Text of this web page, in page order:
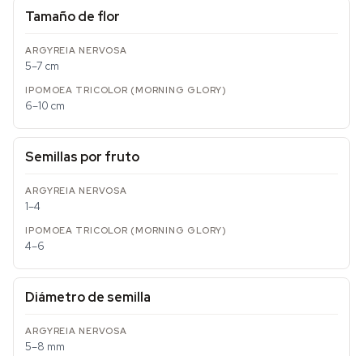
Tamaño de flor
5–7 cm
6–10 cm
Semillas por fruto
1–4
4–6
Diámetro de semilla
5–8 mm